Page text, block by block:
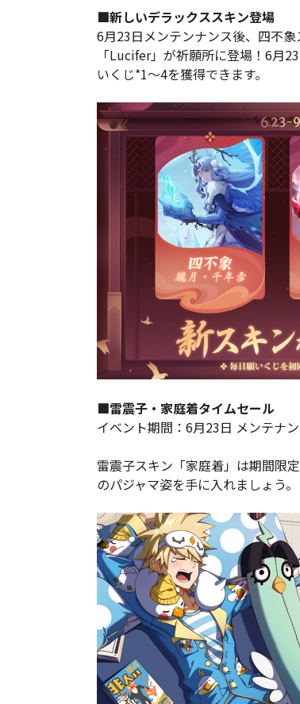
■新しいデラックススキン登場
6月23日メンテンナンス後、四不
「Lucifer」が祈願所に登場！6月
いくじ*1～4を獲得できます。
■雷震子・家庭着タイムセール
イベント期間：6月23日 メンテナ
雷震子スキン「家庭着」は期間限
のパジャマ姿を手に入れましょう。